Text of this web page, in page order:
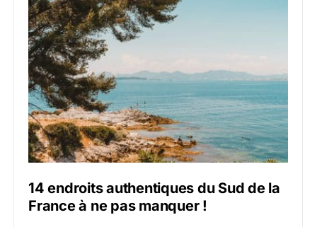
14 endroits authentiques du Sud de la
France à ne pas manquer !